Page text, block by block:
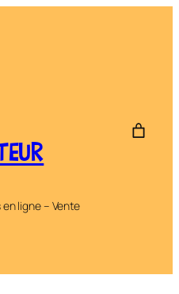
ligne – Vente